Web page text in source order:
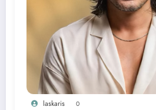
laskaris 0